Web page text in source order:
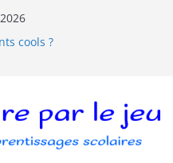
cools ?
est-elle ludique ?
de l’oubli